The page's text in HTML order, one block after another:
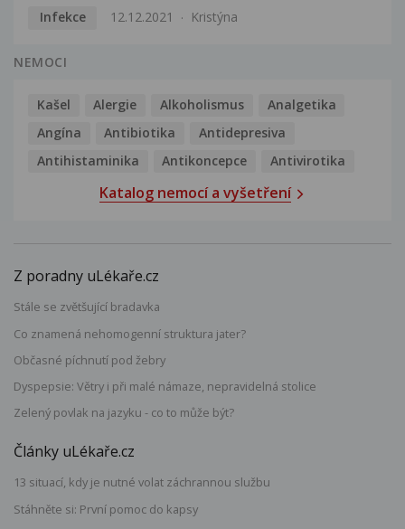
Infekce
12.12.2021 Kristýna
NEMOCI
Kašel Alergie Alkoholismus
Analgetika
Angína
Antibiotika
Antidepresiva
Antihistaminika
Antikoncepce Antivirotika
Katalog nemocí a vyšetření
Z poradny uLékaře.cz
Stále se zvětšující bradavka
Co znamená nehomogenní struktura jater?
Občasné píchnutí pod žebry
Dyspepsie: Větry i při malé námaze, nepravidelná stolice
Zelený povlak na jazyku - co to může být?
Články uLékaře.cz
13 situací, kdy je nutné volat záchrannou službu
Stáhněte si: První pomoc do kapsy